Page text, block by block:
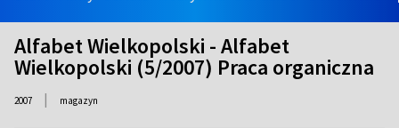
Alfabet Wielkopolski - Alfabet
Wielkopolski (5/2007) Praca organiczna
2007 | magazyn